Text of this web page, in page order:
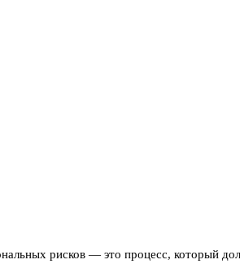
рисков — это процесс, который